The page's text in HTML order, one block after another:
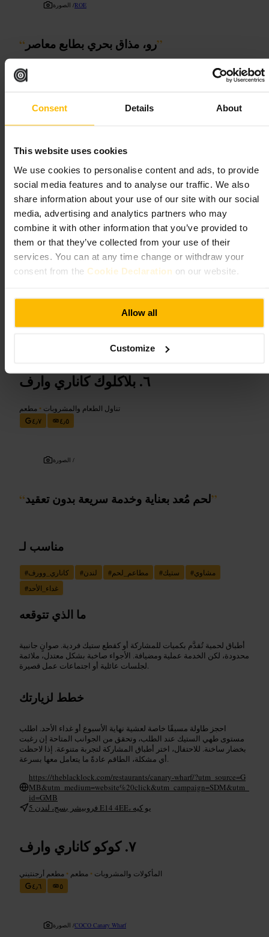
Consent Details About
This website uses cookies
We use cookies to personalise content and ads, to provide
social media features and to analyse our traffic. We also
share information about your use of our site with our social
media, advertising and analytics partners who may
combine it with other information that you’ve provided to
them or that they’ve collected from your use of their
services. You can at any time change or withdraw your
consent from the Cookie Declaration on our website.
Allow all
Customize
الصورة /ROE
“ رو، مذاق بحري بطابع معاصر”
ما الذي تتوقعه
أطباق تركز على مكونات البحر مثل بلح البحر، ومقبلات مثل الشمندر مع
طحالب مقرمشة، وحلوى خفيفة مثل بارفيه الموز المكرمل. الطبخ متقن،
لكن مستوى الخدمة قد يختلف بين الزيارات، لذا توقع تجربة طعام جيدة مع
بعض الفروقات في سرعة الاهتمام.
خطط لزيارتك
5 بارك در، لندن إي14 9جي جي، يو كيه
بلاكلوك كاناري وارف
تناول الطعام والمشروبات • مطعم
٤٫٧
٤٫٥
الصورة /
“لحم مُعد بعناية وخدمة سريعة بدون تعقيد”
مناسب لـ
#كاناري_وورف #لندن #مطاعم_لحم #ستيك #مشاوي
#غداء_الأحد
ما الذي تتوقعه
أطباق لحمية تُقدَّم بكميات للمشاركة أو كقطع ستيك فردية. صوانٍ جانبية
محدودة، لكن الخدمة عملية ومضيافة. الأجواء صاخبة بشكل معتدل، ملائمة
لجلسات عائلية أو اجتماعات عمل قصيرة.
خطط لزيارتك
احجز طاولة مسبقًا خاصة لعشية نهاية الأسبوع أو غداء الأحد. اطلب
مستوى طهي الستيك عند الطلب، وتحقق من الجوانب المتاحة إن رغبت
بخضار ساخنة. للاحتفال، اختر أطباق المشاركة لتجربة متنوعة. إذا لاحظت
أي مشكلة، الطاقم عادةً ما يتعامل معها بسرعة.
https://theblacklock.com/restaurants/canary-wharf/?utm_source=G
MB&utm_medium=website%20click&utm_campaign=SDM&utm_
id=GMB
5 فروبيشر بسج، لندن E14 4EE، يو كيه
كوكو كاناري وارف
المأكولات والمشروبات • مطعم • مطعم أرجنتيني
٤٫٦
٥
الصورة /COCO Canary Wharf